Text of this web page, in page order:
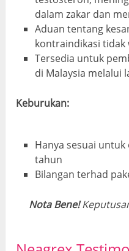
dalam zakar dan
Aduan tentang
kontraindikasi tidak
Tersedia untuk
di Malaysia melalui
Keburukan:
Hanya sesuai
tahun
Bilangan terhad
Nota Bene!